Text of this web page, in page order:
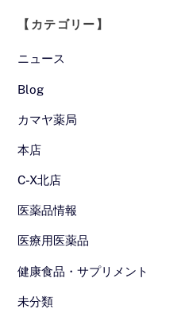
【カテゴリー】
ニュース
Blog
カマヤ薬局
本店
C-X北店
医薬品情報
医療用医薬品
健康食品・サプリメント
未分類